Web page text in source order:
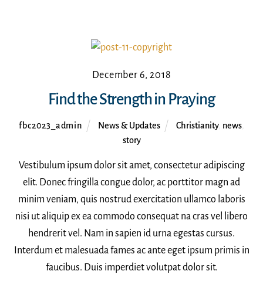
December 6, 2018
Find the Strength in Praying
fbc2023_admin News & Updates Christianity, news,
story
Vestibulum ipsum dolor sit amet, consectetur adipiscing
elit. Donec fringilla congue dolor, ac porttitor magn ad
minim veniam, quis nostrud exercitation ullamco laboris
nisi ut aliquip ex ea commodo consequat na cras vel libero
hendrerit vel. Nam in sapien id urna egestas cursus.
Interdum et malesuada fames ac ante eget ipsum primis in
faucibus. Duis imperdiet volutpat dolor sit.